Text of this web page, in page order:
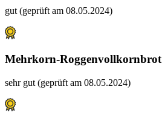
gut (geprüft am 08.05.2024)
Mehrkorn-Roggenvollkornbrot
sehr gut (geprüft am 08.05.2024)